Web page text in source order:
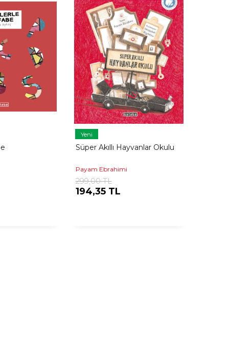
Yeni
Süper Akıllı Hayvanlar Okulu
Payam Ebrahimi
299,00 TL
194,35 TL